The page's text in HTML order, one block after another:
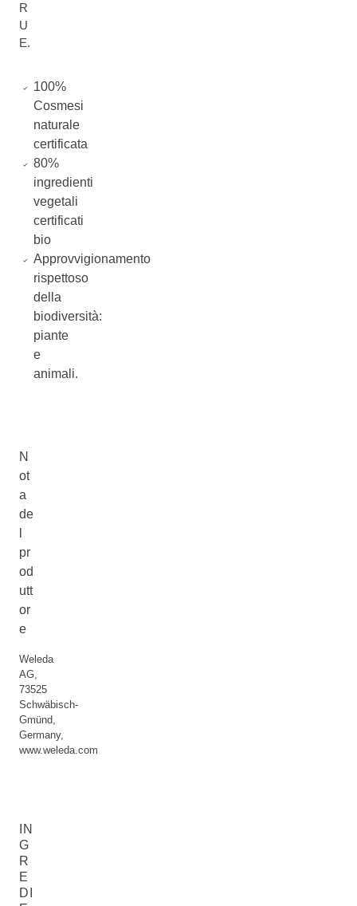
R
U
E.
100%
Cosmesi
naturale
certificata
80%
ingredienti
vegetali
certificati
bio
Approvvigionamento
rispettoso
della
biodiversità:
piante
e
animali.
N
ot
a
de
pr
od
utt
or
e
Weleda
AG,
73525
Schwäbisch-
Gmünd,
Germany,
www.weleda.com
IN
G
R
E
DI